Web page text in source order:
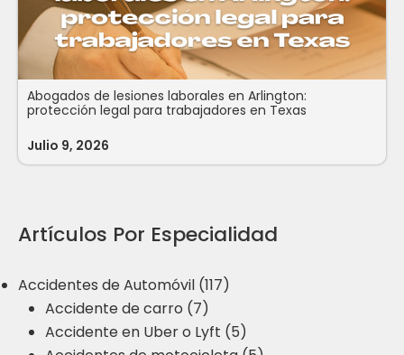
Abogados de lesiones laborales en Arlington:
protección legal para trabajadores en Texas
Julio 9, 2026
Artículos Por Especialidad
Accidentes de Automóvil (117)
Accidente de carro (7)
Accidente en Uber o Lyft (5)